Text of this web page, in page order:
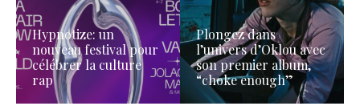
Hypnotize: un
nouveau festival pour
célébrer la culture
rap
Plongez dans
l’univers d’Oklou avec
son premier album,
“choke enough”